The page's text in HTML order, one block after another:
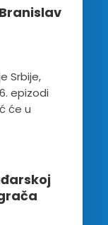
Srbije,
epizodi
će u